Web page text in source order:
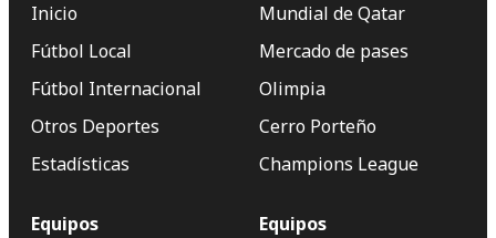
Inicio
Fútbol Local
Fútbol Internacional
Otros Deportes
Estadísticas
Mundial de Qatar
Mercado de pases
Olimpia
Cerro Porteño
Champions League
Equipos
Equipos